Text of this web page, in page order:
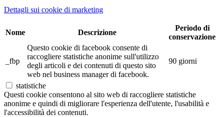
Dettagli sui cookie di marketing
Nome Descrizione
Periodo di
conservazione
_fbp
Questo cookie di facebook consente di
raccogliere statistiche anonime sull'utilizzo
degli articoli e dei contenuti di questo sito
web nel business manager di facebook.
90 giorni
statistiche
Questi cookie consentono al sito web di raccogliere statistiche
anonime e quindi di migliorare l'esperienza dell'utente, l'usabilità e
l'accessibilità dei contenuti.